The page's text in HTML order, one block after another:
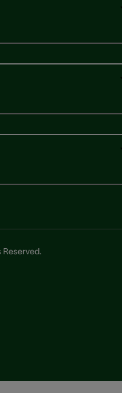
Reserved.